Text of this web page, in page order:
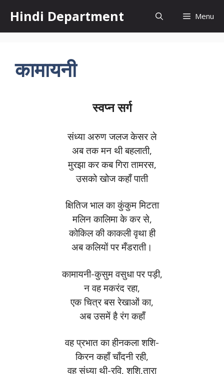
content
Hindi Department Menu
कामायनी
स्वप्न सर्ग
संध्या अरुण जलज केसर ले
अब तक मन थी बहलाती,
मुरझा कर कब गिरा तामरस,
उसको खोज कहाँ पाती
क्षितिज भाल का कुंकुम मिटता
मलिन कालिमा के कर से,
कोकिल की काकली वृथा ही
अब कलियों पर मँडराती।
कामायनी-कुसुम वसुधा पर पड़ी,
न वह मकरंद रहा,
एक चित्र बस रेखाओं का,
अब उसमें है रंग कहाँ
वह प्रभात का हीनकला शशि-
किरन कहाँ चाँदनी रही,
वह संध्या थी-रवि, शशि,तारा